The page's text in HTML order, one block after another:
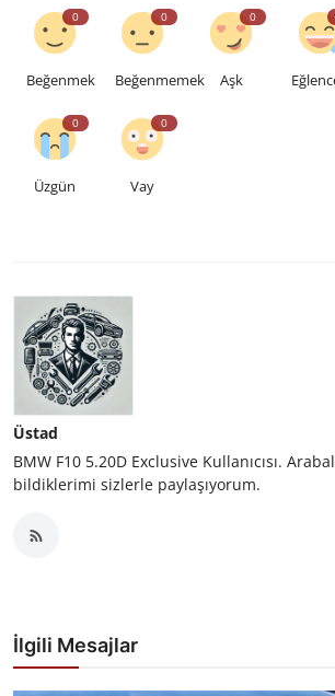
0
Beğenmek
0
Beğenmemek
0
Aşk
0
Üzgün
0
Vay
Üstad
BMW F10 5.20D Exclusive Kullanıcısı.
bildiklerimi sizlerle paylaşıyorum.
İlgili Mesajlar